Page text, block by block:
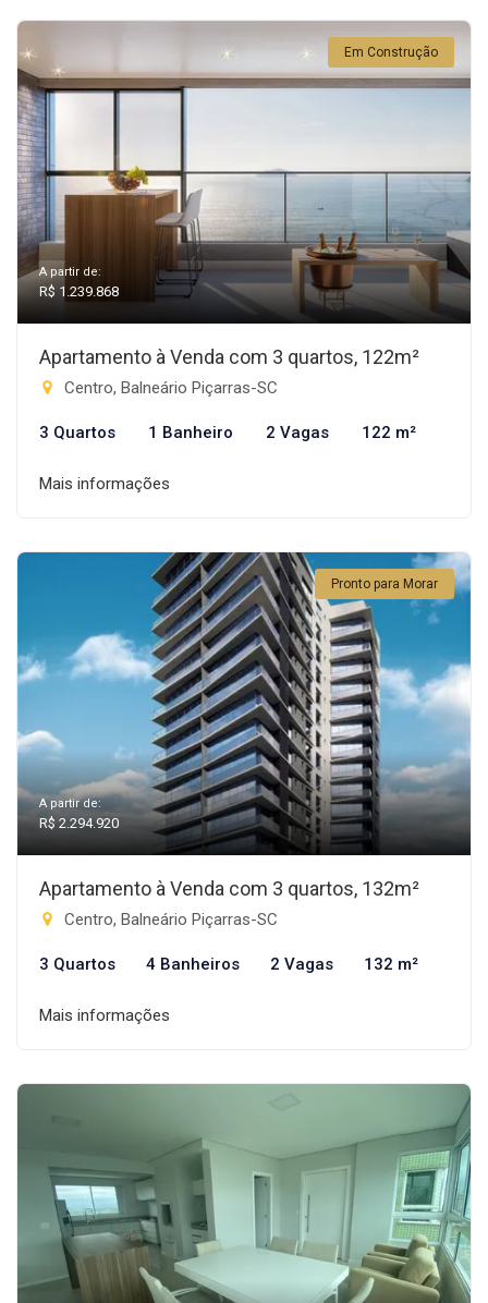
Em Construção
A partir de:
R$ 1.239.868
Apartamento à Venda com 3 quartos, 122m²
Centro, Balneário Piçarras-SC
3 Quartos 1 Banheiro 2 Vagas 122 m²
Mais informações
Pronto para Morar
A partir de:
R$ 2.294.920
Apartamento à Venda com 3 quartos, 132m²
Centro, Balneário Piçarras-SC
3 Quartos 4 Banheiros 2 Vagas 132 m²
Mais informações